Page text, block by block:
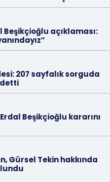
açıklaması:
207 sayfalık sorguda
Beşikçioğlu kararını
Gürsel Tekin hakkında